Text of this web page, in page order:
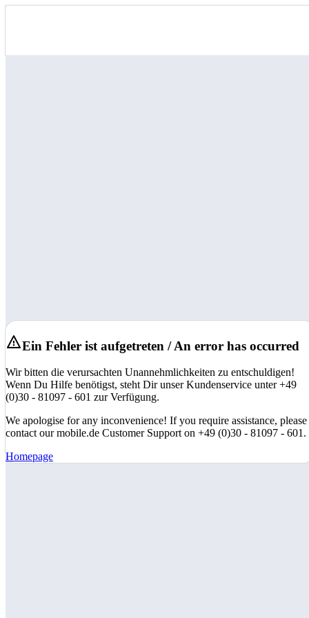
Ein Fehler ist aufgetreten / An error has occurred
Wir bitten die verursachten Unannehmlichkeiten zu entschuldigen!
Wenn Du Hilfe benötigst, steht Dir unser Kundenservice unter +49
(0)30 - 81097 - 601 zur Verfügung.
We apologise for any inconvenience! If you require assistance, please
contact our mobile.de Customer Support on +49 (0)30 - 81097 - 601.
Homepage